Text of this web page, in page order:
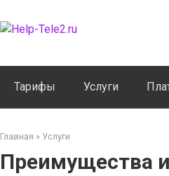
Тарифы Услуги
Главная » Услуги
Преимущества